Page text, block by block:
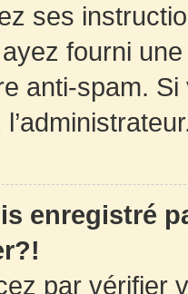
ses
fourni
anti-spam.
enregistré
par vérifier